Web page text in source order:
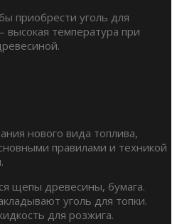
приобрести уголь для
высокая температура при
нового вида топлива,
правилами и техникой
щепы древесины, бумага.
уголь для топки.
для розжига.